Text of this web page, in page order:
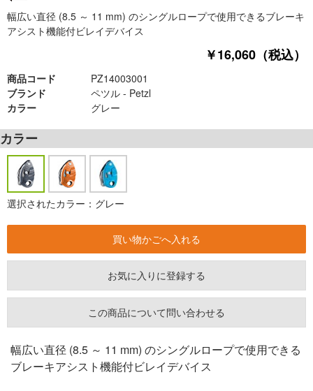
幅広い直径 (8.5 ～ 11 mm) のシングルロープで使用できるブレーキ
アシスト機能付ビレイデバイス
￥16,060（税込）
商品コード
PZ14003001
ブランド
ペツル - Petzl
カラー
グレー
カラー
選択されたカラー：グレー
お気に入りに登録する
この商品について問い合わせる
幅広い直径 (8.5 ～ 11 mm) のシングルロープで使用できる
ブレーキアシスト機能付ビレイデバイス